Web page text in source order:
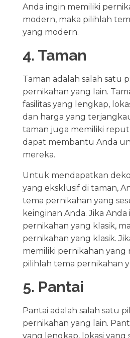
Anda ingin memiliki
modern, maka pilihlah
yang modern.
4. Taman
Taman adalah salah satu
pernikahan yang lain.
fasilitas yang lengkap,
dan harga yang
taman juga memiliki
dapat membantu Anda
mereka.
Untuk mendapatkan
yang eksklusif di taman,
tema pernikahan yang
keinginan Anda. Jika
pernikahan yang klasik,
pernikahan yang klasik.
memiliki pernikahan yang
pilihlah tema pernikahan
5. Pantai
Pantai adalah salah satu
pernikahan yang lain.
yang lengkap, lokasi yang